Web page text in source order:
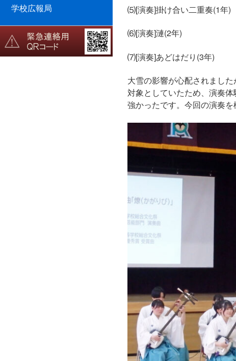
学校広報局 ⑸[演奏]掛け合い二重奏(1年)
⑹[演奏]漣(2年)
⑺[演奏]あどはだり(3年)
大雪の影響が心配されまし
対象としていたため、演奏
強かったです。今回の演奏